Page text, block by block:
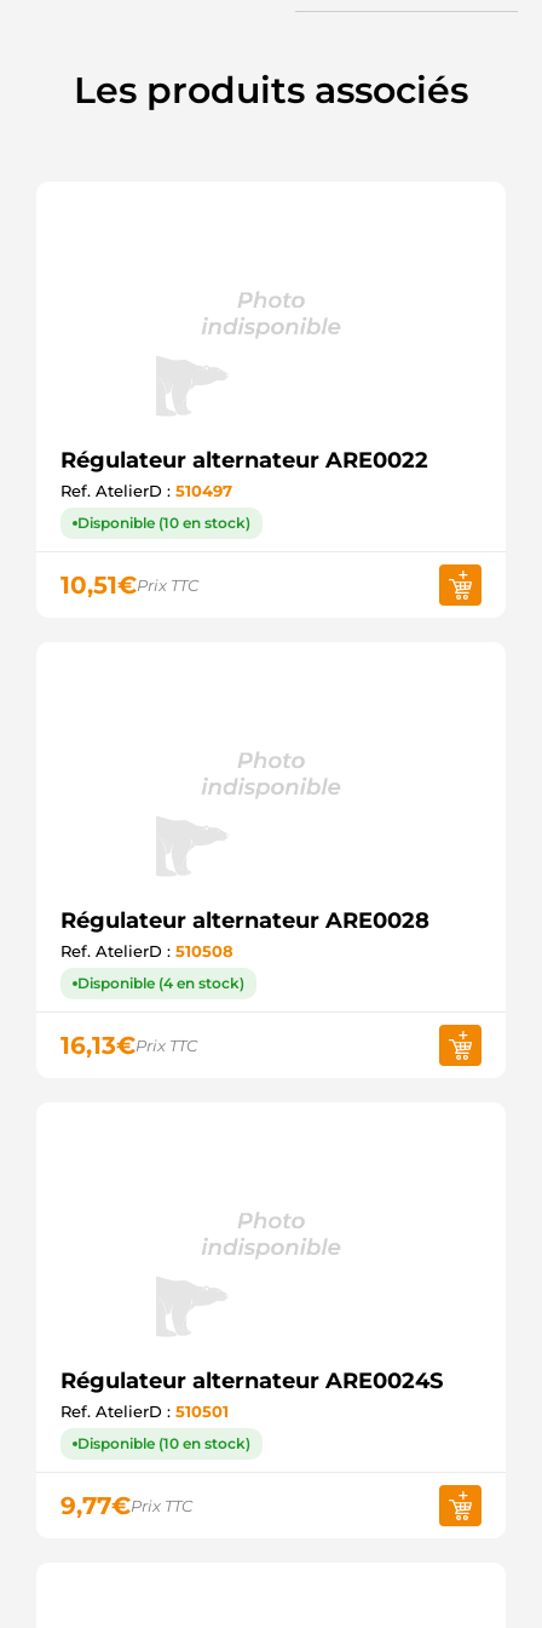
Les produits associés
Régulateur alternateur ARE0022
Ref. AtelierD : 510497
Disponible (10 en stock)
10,51€Prix TTC
Régulateur alternateur ARE0028
Ref. AtelierD : 510508
Disponible (4 en stock)
16,13€Prix TTC
Régulateur alternateur ARE0024S
Ref. AtelierD : 510501
Disponible (10 en stock)
9,77€Prix TTC